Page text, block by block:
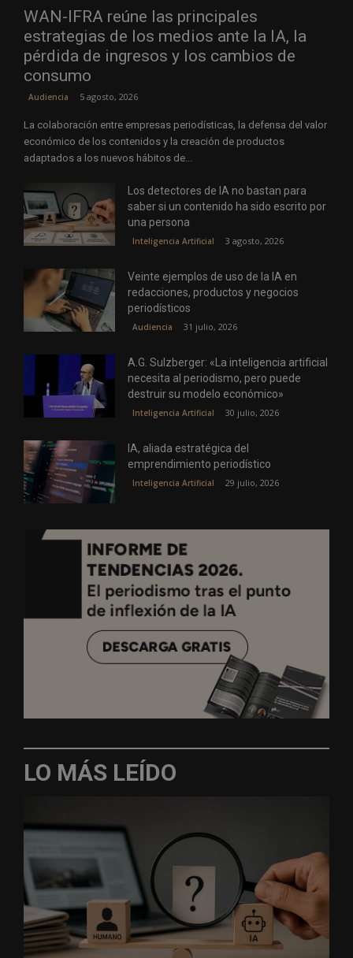
WAN-IFRA reúne las principales
estrategias de los medios ante la IA, la
pérdida de ingresos y los cambios de
consumo
Audiencia 5 agosto, 2026
La colaboración entre empresas periodísticas, la defensa del valor
económico de los contenidos y la creación de productos
adaptados a los nuevos hábitos de...
Los detectores de IA no bastan para
saber si un contenido ha sido escrito por
una persona
Inteligencia Artificial 3 agosto, 2026
Veinte ejemplos de uso de la IA en
redacciones, productos y negocios
periodísticos
Audiencia 31 julio, 2026
A.G. Sulzberger: «La inteligencia artificial
necesita al periodismo, pero puede
destruir su modelo económico»
Inteligencia Artificial 30 julio, 2026
IA, aliada estratégica del
emprendimiento periodístico
Inteligencia Artificial 29 julio, 2026
LO MÁS LEÍDO